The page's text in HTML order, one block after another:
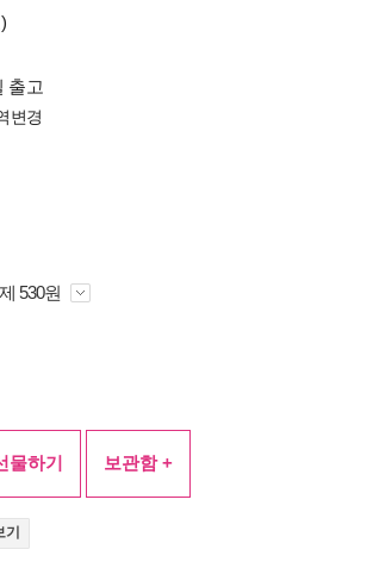
출고
변경
530원
물하기 보관함 +